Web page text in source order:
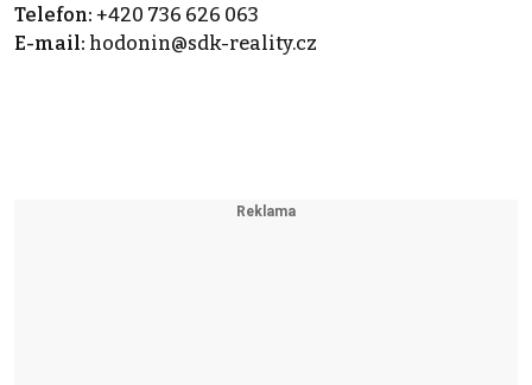
Telefon: +420 736 626 063
E-mail: hodonin@sdk-reality.cz